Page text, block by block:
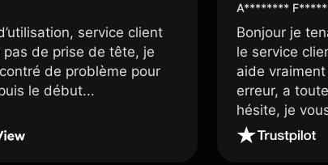
service client
pas de prise de tête, je
de problème pour
le début...
A********
Bonjour je
le service
aide
erreur, a
hésite, je
100%. Un